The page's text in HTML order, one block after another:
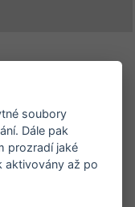
roku
ordinace
místo – 2017/2019
soubory
Dále pak
prozradí jaké
aktivovány až po